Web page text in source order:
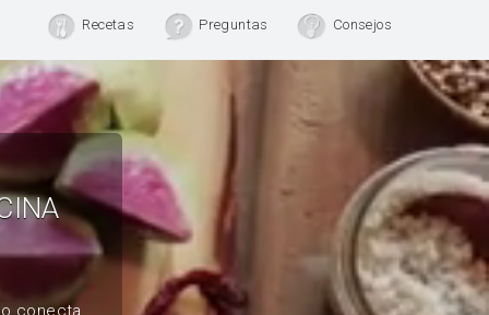
Recetas Preguntas Consejos
conecta